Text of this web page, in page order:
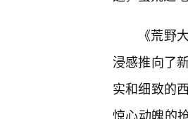
《荒野
浸感推向了
实和细致的
惊心动魄的